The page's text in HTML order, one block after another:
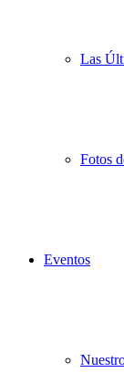
Las
Fotos
Eventos